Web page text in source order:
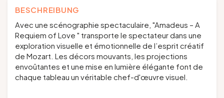
BESCHREIBUNG
Avec une scénographie spectaculaire, "Amadeus – A
Requiem of Love " transporte le spectateur dans une
exploration visuelle et émotionnelle de l’esprit créatif
de Mozart. Les décors mouvants, les projections
envoûtantes et une mise en lumière élégante font de
chaque tableau un véritable chef-d'œuvre visuel.